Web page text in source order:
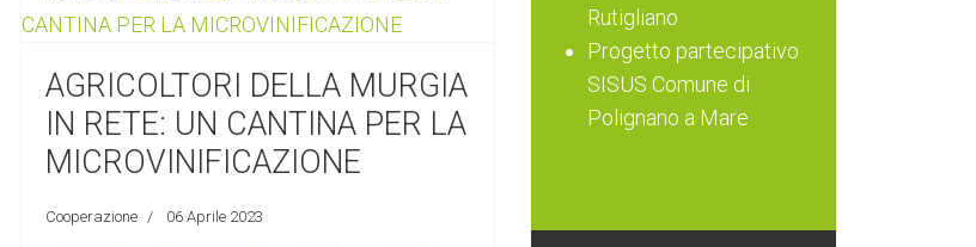
AGRICOLTORI DELLA MURGIA
IN RETE: UN CANTINA PER LA
MICROVINIFICAZIONE
Cooperazione 06 Aprile 2023
Rutigliano
Progetto partecipativo
SISUS Comune di
Polignano a Mare